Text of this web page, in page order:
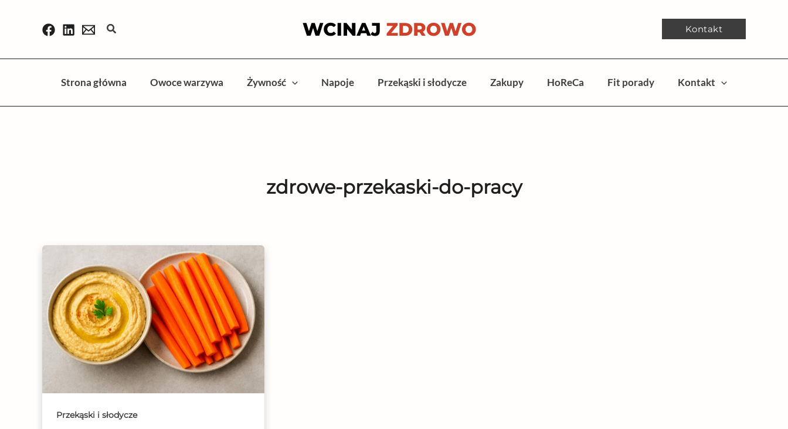
Szukaj Kontakt
Strona główna Owoce warzywa Żywność Napoje Przekąski i słodycze Zakupy HoReCa Fit porady Kontakt
zdrowe-przekaski-do-pracy
Przekąski i słodycze